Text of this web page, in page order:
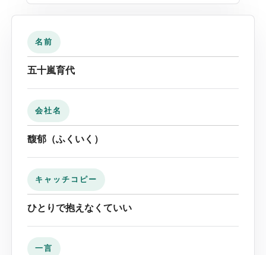
名前
五十嵐育代
会社名
馥郁（ふくいく）
キャッチコピー
ひとりで抱えなくていい
一言